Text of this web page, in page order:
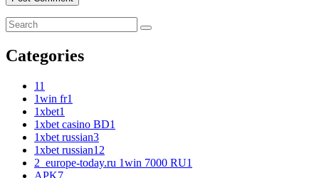
Categories
11
1win fr1
1xbet1
1xbet casino BD1
1xbet russian3
1xbet russian1 2
2_europe-today.ru 1win 7000 RU1
APK7